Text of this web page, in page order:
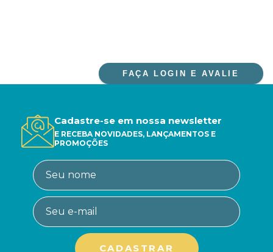
FAÇA LOGIN E AVALIE
Cadastre-se em nossa newsletter
E RECEBA NOVIDADES, LANÇAMENTOS E
PROMOÇÕES